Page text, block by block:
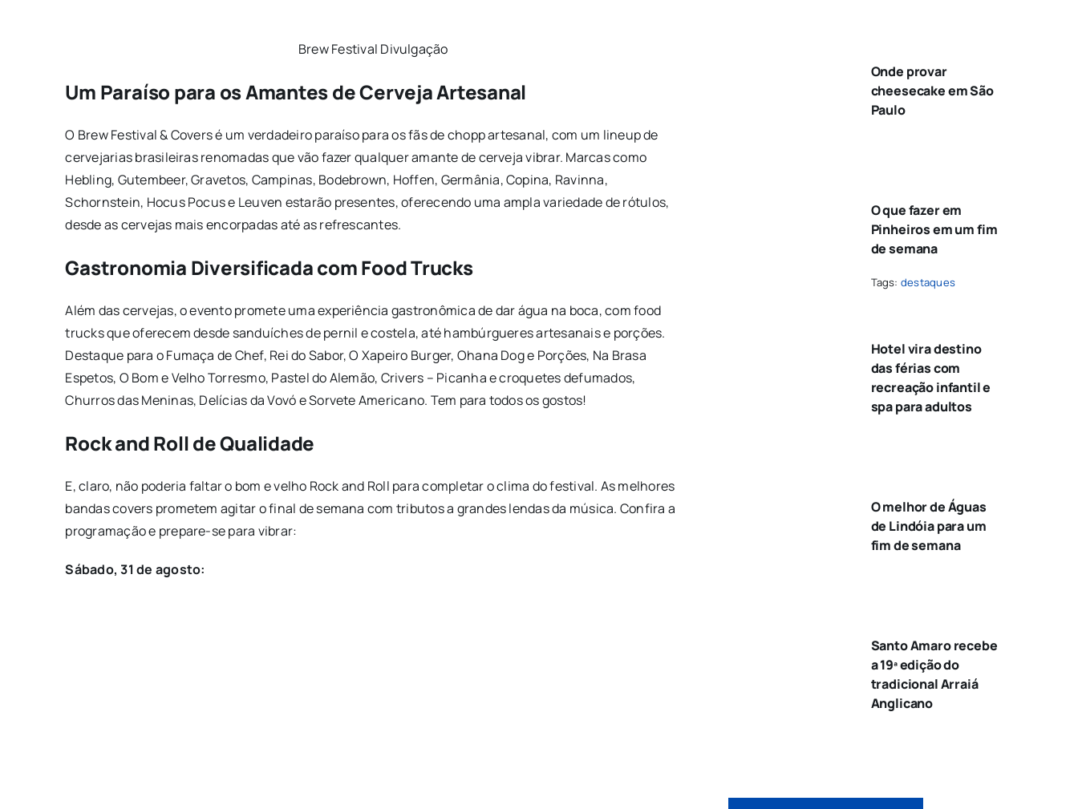
Brew Festival Divulgação
Um Paraíso para os Amantes de Cerveja Artesanal
O Brew Festival & Covers é um verdadeiro paraíso para os fãs de chopp artesanal, com um lineup de
cervejarias brasileiras renomadas que vão fazer qualquer amante de cerveja vibrar. Marcas como
Hebling, Gutembeer, Gravetos, Campinas, Bodebrown, Hoffen, Germânia, Copina, Ravinna,
Schornstein, Hocus Pocus e Leuven estarão presentes, oferecendo uma ampla variedade de rótulos,
desde as cervejas mais encorpadas até as refrescantes.
Gastronomia Diversificada com Food Trucks
Além das cervejas, o evento promete uma experiência gastronômica de dar água na boca, com food
trucks que oferecem desde sanduíches de pernil e costela, até hambúrgueres artesanais e porções.
Destaque para o Fumaça de Chef, Rei do Sabor, O Xapeiro Burger, Ohana Dog e Porções, Na Brasa
Espetos, O Bom e Velho Torresmo, Pastel do Alemão, Crivers – Picanha e croquetes defumados,
Churros das Meninas, Delícias da Vovó e Sorvete Americano. Tem para todos os gostos!
Rock and Roll de Qualidade
E, claro, não poderia faltar o bom e velho Rock and Roll para completar o clima do festival. As melhores
bandas covers prometem agitar o final de semana com tributos a grandes lendas da música. Confira a
programação e prepare-se para vibrar:
Sábado, 31 de agosto:
Onde provar
cheesecake em São
Paulo
O que fazer em
Pinheiros em um fim
de semana
Tags: destaques
Hotel vira destino
das férias com
recreação infantil e
spa para adultos
O melhor de Águas
de Lindóia para um
fim de semana
Santo Amaro recebe
a 19ª edição do
tradicional Arraiá
Anglicano